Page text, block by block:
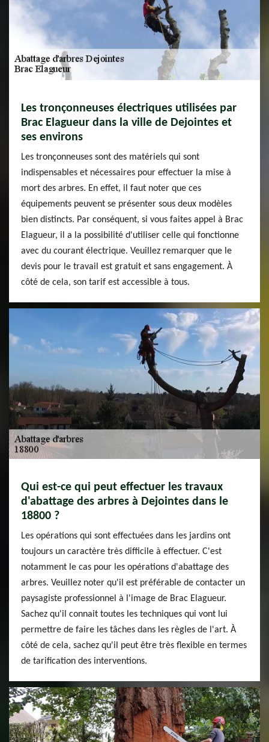
Les tronçonneuses électriques utilisées par
Brac Elagueur dans la ville de Dejointes et
ses environs
Les tronçonneuses sont des matériels qui sont
indispensables et nécessaires pour effectuer la mise à
mort des arbres. En effet, il faut noter que ces
équipements peuvent se présenter sous deux modèles
bien distincts. Par conséquent, si vous faites appel à Brac
Elagueur, il a la possibilité d'utiliser celle qui fonctionne
avec du courant électrique. Veuillez remarquer que le
devis pour le travail est gratuit et sans engagement. À
côté de cela, son tarif est accessible à tous.
Qui est-ce qui peut effectuer les travaux
d'abattage des arbres à Dejointes dans le
18800 ?
Les opérations qui sont effectuées dans les jardins ont
toujours un caractère très difficile à effectuer. C'est
notamment le cas pour les opérations d'abattage des
arbres. Veuillez noter qu'il est préférable de contacter un
paysagiste professionnel à l'image de Brac Elagueur.
Sachez qu'il connait toutes les techniques qui vont lui
permettre de faire les tâches dans les règles de l'art. À
côté de cela, sachez qu'il peut être très flexible en termes
de tarification des interventions.